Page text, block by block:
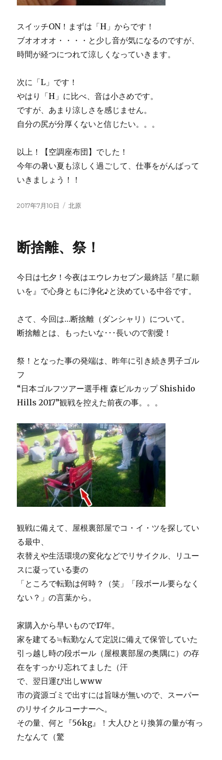
スイッチON！まずは「H」からです！
ブオオオオ・・・・と少し音が気になるのですが、
時間が経つにつれて涼しくなっていきます。
次に「L」です！
やはり「H」に比べ、音は小さめです。
ですが、あまり涼しさを感じません。
自分の尻が分厚くないと信じたい。。。
以上！【空調座布団】でした！
今年の暑い夏も涼しく過ごして、仕事をがんばって
いきましょう！！
投
2017年7月10日
カ
ー
北原
断捨離、祭！
今日は七夕！今夜はエウレカセブン最終話『星に願
いを』で心身ともに浄化♪と決めている中谷です。
さて、今回は…断捨離（ダンシャリ）について。
断捨離とは、もったいな･･･長いので割愛！
祭！となった事の発端は、昨年に引き続き男子ゴル
フ
“日本ゴルフツアー選手権 森ビルカップ Shishido
Hills 2017”観戦を控えた前夜の事。。。
観戦に備えて、屋根裏部屋でコ・イ・ツを探してい
る最中、
衣替えや生活環境の変化などでリサイクル、リユー
スに凝っている妻の
「ところで転勤は何時？（笑」「段ボール要らなく
ない？」の言葉から。
家購入から早いもので17年。
家を建てる≒転勤なんて定説に備えて保管していた
引っ越し時の段ボール（屋根裏部屋の奥隅に）の存
在をすっかり忘れてました（汗
で、翌日運び出しwww
市の資源ゴミで出すには旨味が無いので、スーパー
のリサイクルコーナーへ。
その量、何と『56kg』！大人ひとり換算の量が有っ
たなんて（驚